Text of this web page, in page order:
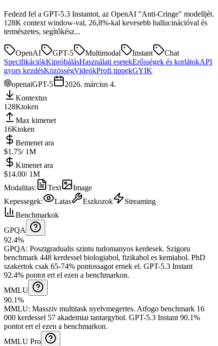
Fedezd fel a GPT-5.3 Instantot, az OpenAI "Anti-Cringe" modelljét.
128K context window-val, 26,8%-kal kevesebb hallucinációval és
természetes, segítőkész...
OpenAI GPT-5 Multimodal Instant
Chat
SpecifikációkKipróbálásHasználati esetekErősségek és korlátokAPI
gyors kezdésKözösségVideókProfi tippekGYIK
openaiGPT-5
2026. március 4.
Kontextus
128Ktoken
Max kimenet
16Ktoken
Bemenet ara
$1.75/ 1M
Kimenet ara
$14.00/ 1M
Modalitas: Text
Image
Kepessegek: Latas Eszkozok
Streaming
Benchmarkok
GPQA
92.4%
GPQA: Posztgradualis szintu tudomanyos kerdesek. Szigoru
benchmark 448 kerdessel biologiabol, fizikabol es kemiabol. PhD
szakertok csak 65-74% pontossagot ernek el. GPT-5.3 Instant
92.4% pontot ert el ezen a benchmarkon.
MMLU
90.1%
MMLU: Massziv multitask nyelvmegertes. Atfogo benchmark 16
000 kerdessel 57 akademiai tantargybol. GPT-5.3 Instant 90.1%
pontot ert el ezen a benchmarkon.
MMLU Pro